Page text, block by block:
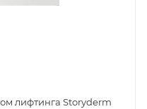
лифтинга Storyderm